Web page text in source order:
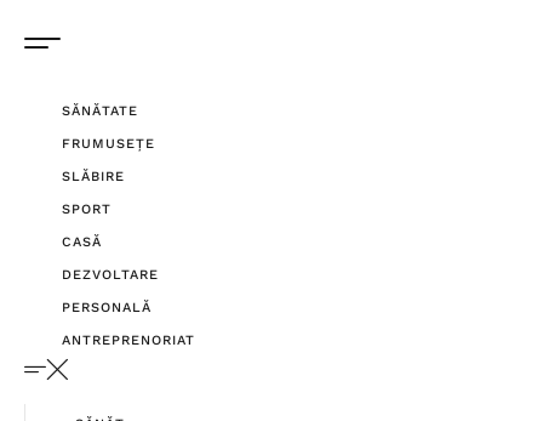
SĂNĂTATE
FRUMUSEȚE
SLĂBIRE
SPORT
CASĂ
DEZVOLTARE
PERSONALĂ
ANTREPRENORIAT